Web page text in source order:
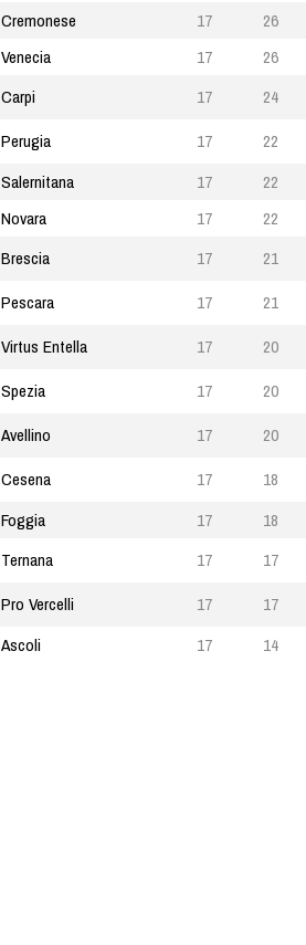
Cremonese 17
26
Venecia 17
26
Carpi 17
24
Perugia 17
22
Salernitana 17
22
Novara 17
22
Brescia 17
21
Pescara 17
21
Virtus Entella 17
20
Spezia 17
20
Avellino 17
20
Cesena 17
18
Foggia 17
18
Ternana 17
17
Pro Vercelli 17
17
Ascoli 17 14